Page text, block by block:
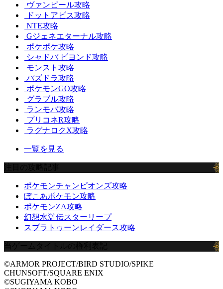
ヴァンピール攻略
ドットアビス攻略
NTE攻略
Gジェネエターナル攻略
ポケポケ攻略
シャドバ ビヨンド攻略
モンスト攻略
パズドラ攻略
ポケモンGO攻略
グラブル攻略
ランモバ攻略
プリコネR攻略
ラグナロクX攻略
一覧を見る
注目の攻略記事
ポケモンチャンピオンズ攻略
ぽこあポケモン攻略
ポケモンZA攻略
幻想水滸伝スターリープ
スプラトゥーンレイダース攻略
当ゲームタイトルの権利表記
©ARMOR PROJECT/BIRD STUDIO/SPIKE
CHUNSOFT/SQUARE ENIX
©SUGIYAMA KOBO